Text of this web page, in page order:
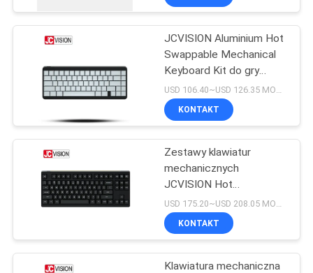
WYCIECZKA
FABRYCE
KONTROLA
JAKOŚCI
SKONTAKTUJ
NAMI
wyświetlacze
sygnalizacji
cyfrowej w
pomieszczeniach
105
Wyświetlacz LCD do
ściany wideo
JCVISION Aluminium Hot
Swappable Mechanical
Keyboard Kit do gry
biurowej
KONTAKT
Zestawy klawiatur
mechanicznych
JCVISION Hot
Swappable 87 klawiszy
TKL PCB
KONTAKT
Klawiatura mechaniczna